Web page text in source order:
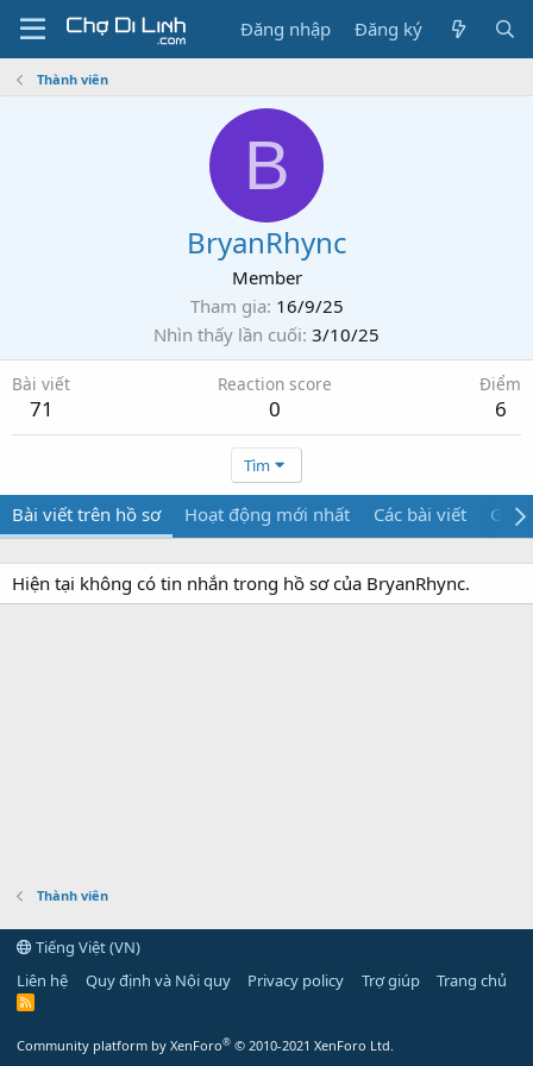
Đăng nhập Đăng ký
Thành viên
B
BryanRhync
Member
Tham gia 16/9/25
Nhìn thấy lần cuối 3/10/25
Bài viết
71
Reaction score
0
Điểm
6
Tìm
Bài viết trên hồ sơ Hoạt động mới nhất Các bài viết Giới
Hiện tại không có tin nhắn trong hồ sơ của BryanRhync.
Thành viên
Tiếng Việt (VN)
Liên hệ
Quy định và Nội quy Privacy policy Trợ giúp Trang chủ
R
Community platform by XenForo® © 2010-2021 XenForo Ltd.